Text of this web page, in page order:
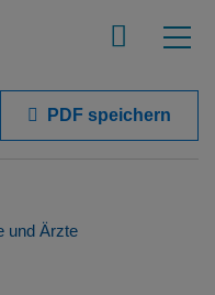
PDF speichern
und Ärzte